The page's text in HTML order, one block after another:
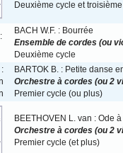
Deuxième cycle et troisième
BACH W.F. : Bourrée
Ensemble de cordes (ou
Deuxième cycle
BARTOK B. : Petite danse
Orchestre à cordes (ou 2
Premier cycle (ou plus)
BEETHOVEN L. van : Ode
Orchestre à cordes (ou 2
Premier cycle (et plus)